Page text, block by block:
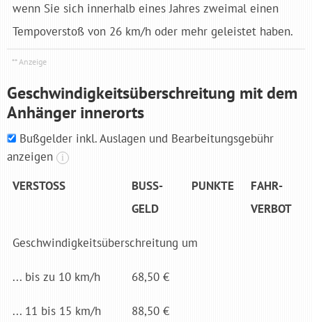
wenn Sie sich innerhalb eines Jahres zweimal einen
Tempoverstoß von 26 km/h oder mehr geleistet haben.
Geschwindigkeits­überschreitung mit dem
Anhänger innerorts
Bußgelder inkl. Auslagen und Bearbeitungsgebühr
anzeigen
i
VER­STOSS
BUSS­G
ELD
PUNK­TE
FAHR­
VER­BOT
Geschwindigkeitsüberschreitung um
... bis zu 10 km/h 68,50 €
... 11 bis 15 km/h 88,50 €